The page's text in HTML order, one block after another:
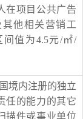
在项目公共广告
他相关营销工
值为4.5元/㎡/
境内注册的独立
任的能力的其它
描件或事业单位